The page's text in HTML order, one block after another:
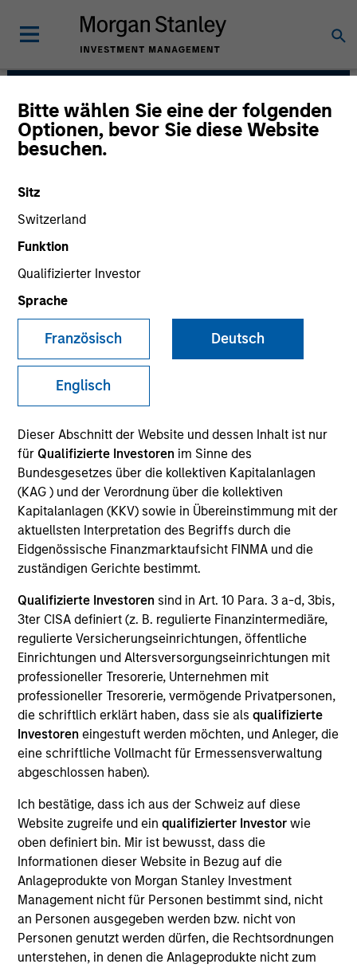
Bitte wählen Sie eine der folgenden
Optionen, bevor Sie diese Website
besuchen.
Sitz
Switzerland
Funktion
Qualifizierter Investor
Sprache
Französisch Deutsch
Englisch
Dieser Abschnitt der Website und dessen Inhalt ist nur
für Qualifizierte Investoren im Sinne des
Bundesgesetzes über die kollektiven Kapitalanlagen
(KAG ) und der Verordnung über die kollektiven
Kapitalanlagen (KKV) sowie in Übereinstimmung mit der
aktuellsten Interpretation des Begriffs durch die
Eidgenössische Finanzmarktaufsicht FINMA und die
zuständigen Gerichte bestimmt.
Qualifizierte Investoren sind in Art. 10 Para. 3 a-d, 3bis,
3ter CISA definiert (z. B. regulierte Finanzintermediäre,
regulierte Versicherungseinrichtungen, öffentliche
Einrichtungen und Altersversorgungseinrichtungen mit
professioneller Tresorerie, Unternehmen mit
professioneller Tresorerie, vermögende Privatpersonen,
die schriftlich erklärt haben, dass sie alsqualifizierte
Investoren eingestuft werden möchten, und Anleger, die
eine schriftliche Vollmacht für Ermessensverwaltung
abgeschlossen haben).
Ich bestätige, dass ich aus der Schweiz auf diese
Website zugreife und ein qualifizierter Investor wie
oben definiert bin. Mir ist bewusst, dass die
Informationen dieser Website in Bezug auf die
Anlageprodukte von Morgan Stanley Investment
Management nicht für Personen bestimmt sind, nicht
an Personen ausgegeben werden bzw. nicht von
Personen genutzt werden dürfen, die Rechtsordnungen
unterstehen, in denen die Anlageprodukte nicht zum
International Equity
Team
The International Equity team believes the best route to
attractive long-term returns is to invest in high-quality
investing in companies with strong and sustainable
earnings, the team seeks to compound shareholder
wealth over the long term and limit downside
participation. Their history of working together for
many years, their breadth of experience across
sectors, and their culture of critical analysis is itself a
competitive advantage for clients invested in their
strategies.
Portfolio Managers
William Lock
Managing Director
Bruno Paulson
Managing Director
Alex Gabriele
Managing Director